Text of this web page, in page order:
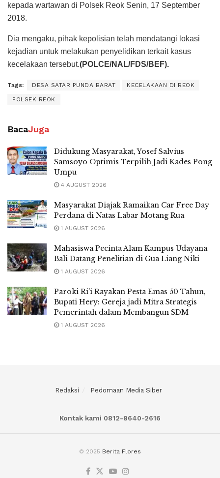
kepada wartawan di Polsek Reok Senin, 17 September
2018.
Dia mengaku, pihak kepolisian telah mendatangi lokasi
kejadian untuk melakukan penyelidikan terkait kasus
kecelakaan tersebut.(POLCE/NAL/FDS/BEF).
Tags: DESA SATAR PUNDA BARAT KECELAKAAN DI REOK
POLSEK REOK
BacaJuga
Didukung Masyarakat, Yosef Salvius
Samsoyo Optimis Terpilih Jadi Kades Pong
Umpu
4 AUGUST 2026
Masyarakat Diajak Ramaikan Car Free Day
Perdana di Natas Labar Motang Rua
1 AUGUST 2026
Mahasiswa Pecinta Alam Kampus Udayana
Bali Datang Penelitian di Gua Liang Niki
1 AUGUST 2026
Paroki Ri’i Rayakan Pesta Emas 50 Tahun,
Bupati Hery: Gereja jadi Mitra Strategis
Pemerintah dalam Membangun SDM
1 AUGUST 2026
Redaksi Pedomaan Media Siber
Kontak kami 0812-8640-2616
© 2025 Berita Flores